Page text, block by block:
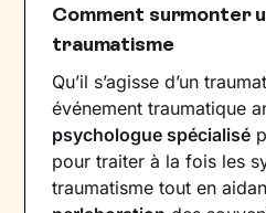
Comment surmonter
traumatisme
Qu’il s’agisse d’un
événement traumatique
psychologue spécialisé
pour traiter à la fois les
traumatisme tout en